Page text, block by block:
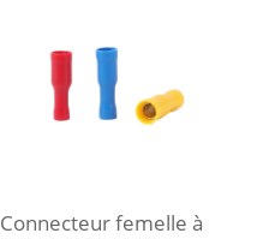
Connecteur femelle à